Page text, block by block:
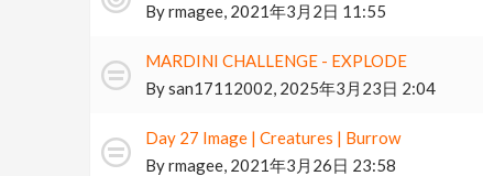
Byrmagee, 2021年3月2日 11:55
MARDINI CHALLENGE - EXPLODE
Bysan17112002, 2025年3月23日 2:04
Day 27 Image | Creatures | Burrow
Byrmagee, 2021年3月26日 23:58